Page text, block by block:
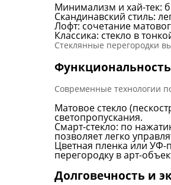
Минимализм и хай-тек:
Скандинавский стиль:
Лофт: сочетание
Классика: стекло в
Стеклянные перегородки
Современные технологии
Матовое стекло
светопропускания.
Смарт-стекло: по
позволяет легко
Цветная пленка или
перегородку в арт-
Долговечность и